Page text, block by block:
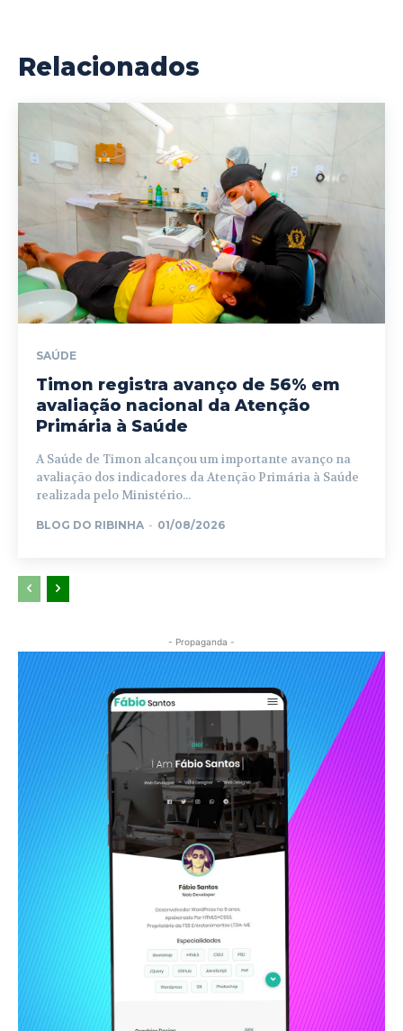
Relacionados
SAÚDE
Timon registra avanço de 56% em
avaliação nacional da Atenção
Primária à Saúde
A Saúde de Timon alcançou um importante avanço na
avaliação dos indicadores da Atenção Primária à Saúde
realizada pelo Ministério...
BLOG DO RIBINHA - 01/08/2026
- Propaganda -